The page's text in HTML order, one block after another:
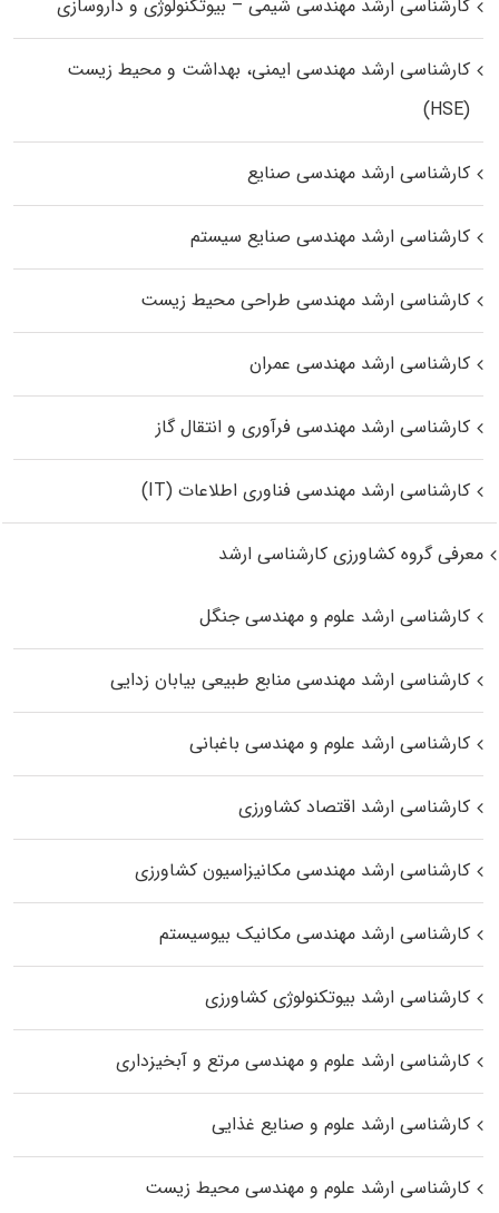
کارشناسی ارشد مهندسی شیمی – بیوتکنولوژی و داروسازی
کارشناسی ارشد مهندسی ایمنی، بهداشت و محیط زیست
(HSE)
کارشناسی ارشد مهندسی صنایع
کارشناسی ارشد مهندسی صنایع سیستم
کارشناسی ارشد مهندسی طراحی محیط زیست
کارشناسی ارشد مهندسی عمران
کارشناسی ارشد مهندسی فرآوری و انتقال گاز
کارشناسی ارشد مهندسی فناوری اطلاعات (IT)
معرفی گروه کشاورزی کارشناسی ارشد
کارشناسی ارشد علوم و مهندسی جنگل
کارشناسی ارشد مهندسی منابع طبیعی بیابان زدایی
کارشناسی ارشد علوم و مهندسی باغبانی
کارشناسی ارشد اقتصاد کشاورزی
کارشناسی ارشد مهندسی مکانیزاسیون کشاورزی
کارشناسی ارشد مهندسی مکانیک بیوسیستم
کارشناسی ارشد بیوتکنولوژی کشاورزی
کارشناسی ارشد علوم و مهندسی مرتع و آبخیزداری
کارشناسی ارشد علوم و صنایع غذایی
کارشناسی ارشد علوم و مهندسی محیط زیست